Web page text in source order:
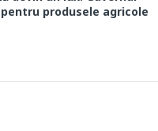
produsele agricole